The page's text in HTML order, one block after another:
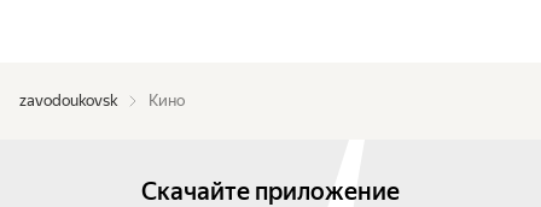
zavodoukovsk Кино
Скачайте приложение